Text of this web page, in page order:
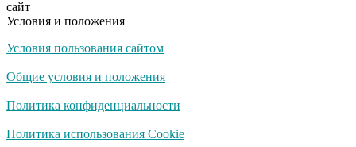
Азербайджан
сайт
Условия и положения
Условия пользования сайтом
Общие условия и положения
Политика конфиденциальности
Политика использования Cookie